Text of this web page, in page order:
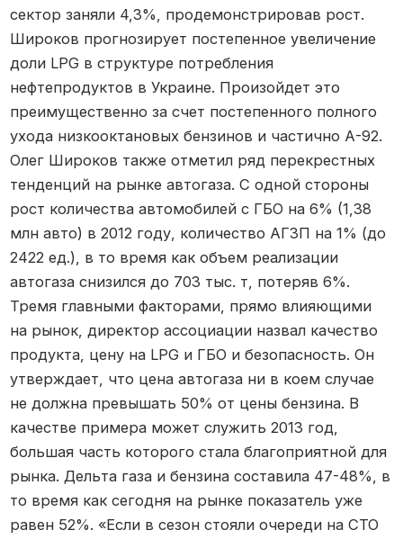
сектор заняли 4,3%, продемонстрировав рост.
Широков прогнозирует постепенное увеличение
доли LPG в структуре потребления
нефтепродуктов в Украине. Произойдет это
преимущественно за счет постепенного полного
ухода низкооктановых бензинов и частично А-92.
Олег Широков также отметил ряд перекрестных
тенденций на рынке автогаза. С одной стороны
рост количества автомобилей с ГБО на 6% (1,38
млн авто) в 2012 году, количество АГЗП на 1% (до
2422 ед.), в то время как объем реализации
автогаза снизился до 703 тыс. т, потеряв 6%.
Тремя главными факторами, прямо влияющими
на рынок, директор ассоциации назвал качество
продукта, цену на LPG и ГБО и безопасность. Он
утверждает, что цена автогаза ни в коем случае
не должна превышать 50% от цены бензина. В
качестве примера может служить 2013 год,
большая часть которого стала благоприятной для
рынка. Дельта газа и бензина составила 47-48%, в
то время как сегодня на рынке показатель уже
равен 52%. «Если в сезон стояли очереди на СТО